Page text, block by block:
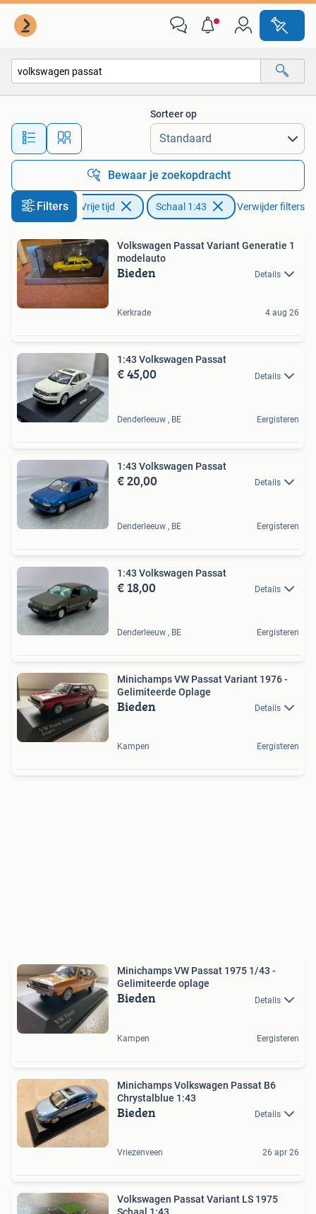
Alle afstanden…
Sorteer op
Bewaar je zoekopdracht
Filters
Hobby en Vrije tijd Schaal 1:43 Verwijder filters
Volkswagen Passat Variant Generatie 1
modelauto
Bieden Details
Kerkrade 4 aug 26
1:43 Volkswagen Passat
€ 45,00 Details
Denderleeuw , BE Eergisteren
1:43 Volkswagen Passat
€ 20,00 Details
Denderleeuw , BE Eergisteren
1:43 Volkswagen Passat
€ 18,00 Details
Denderleeuw , BE Eergisteren
Minichamps VW Passat Variant 1976 -
Gelimiteerde Oplage
Bieden Details
Kampen Eergisteren
Minichamps VW Passat 1975 1/43 -
Gelimiteerde oplage
Bieden Details
Kampen Eergisteren
Minichamps Volkswagen Passat B6
Chrystalblue 1:43
Bieden Details
Vriezenveen 26 apr 26
Volkswagen Passat Variant LS 1975